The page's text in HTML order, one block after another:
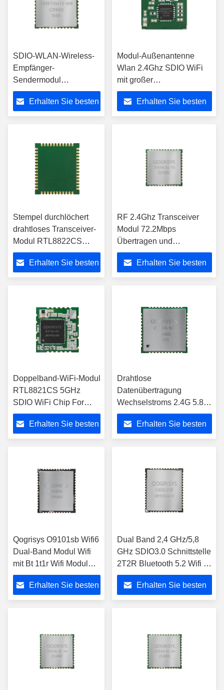
SDIO-WLAN-Wireless-
Empfänger-
Sendermodul
RTL8189FTV 2,4 GHz
KCCErhalten Sie besten
Modul-Außenantenne
Wlan 2.4Ghz SDIO WiFi
mit großer
funktionierender Temp-
StreckeErhalten Sie besten
Stempel durchlöchert
drahtloses Transceiver-
Modul RTL8822CS
802.11ac Bluetooth für
OTT/TVErhalten Sie besten
RF 2.4Ghz Transceiver
Modul 72.2Mbps
Übertragen und
Empfangen Hi3861 IOT
WiFi Modul
Erhalten Sie besten
Doppelband-WiFi-Modul
RTL8821CS 5GHz
SDIO WiFi Chip For
Wireless Positions-
Anschluss
Erhalten Sie besten
Drahtlose
Datenübertragung
Wechselstroms 2.4G 5.8G
QCA6174 Qualcomms
Wifi Modul-802,11
Erhalten Sie besten
Qogrisys O9101sb Wifi6
Dual-Band Modul Wifi
mit Bt 1t1r Wifi Modul
Sdio Schnittstelle
Erhalten Sie besten
Dual Band 2,4 GHz/5,8
GHz SDIO3.0 Schnittstelle
2T2R Bluetooth 5.2 Wifi 6
Modul 1200 Mbps WiFi
ModulErhalten Sie besten